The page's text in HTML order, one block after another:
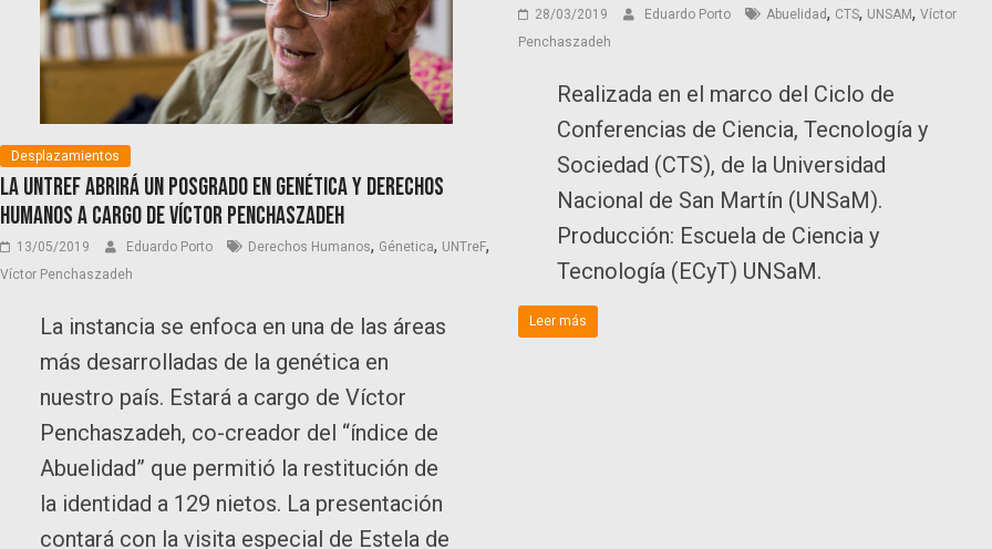
Desplazamientos
La UNTreF abrirá un posgrado en Genética y Derechos
Humanos a cargo de Víctor Penchaszadeh
13/05/2019 Eduardo Porto Derechos Humanos, Génetica, UNTreF,
Víctor Penchaszadeh
La instancia se enfoca en una de las áreas
más desarrolladas de la genética en
nuestro país. Estará a cargo de Víctor
Penchaszadeh, co-creador del “índice de
Abuelidad” que permitió la restitución de
la identidad a 129 nietos. La presentación
contará con la visita especial de Estela de
28/03/2019 Eduardo Porto Abuelidad, CTS, UNSAM, Víctor
Penchaszadeh
Realizada en el marco del Ciclo de
Conferencias de Ciencia, Tecnología y
Sociedad (CTS), de la Universidad
Nacional de San Martín (UNSaM).
Producción: Escuela de Ciencia y
Tecnología (ECyT) UNSaM.
Leer más